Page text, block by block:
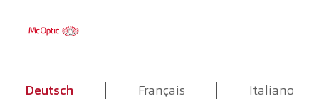
Deutsch Français Italiano